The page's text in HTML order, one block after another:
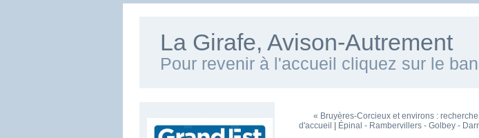
La Girafe, Avison-Autrement
Pour revenir à l'accueil cliquez sur le
« Bruyères-Corcieux et environs :
d'accueil
Épinal - Rambervillers - Golbey -